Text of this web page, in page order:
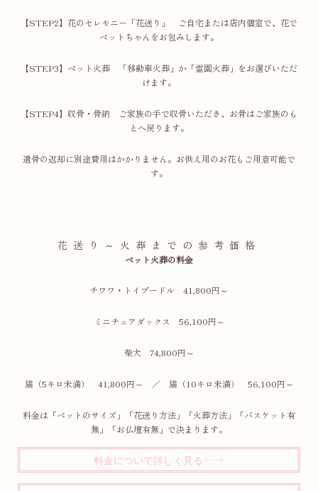
【STEP2】花のセレモニー「花送り」 ご自宅または店内個室で、花で
ペットちゃんをお包みします。
【STEP3】ペット火葬 「移動車火葬」か「霊園火葬」をお選びいただ
けます。
【STEP4】収骨・骨納 ご家族の手で収骨いただき、お骨はご家族のも
とへ戻ります。
遺骨の返却に別途費用はかかりません。お供え用のお花もご用意可能で
す。
花送り～火葬までの参考価格
ペット火葬の料金
チワワ・トイプードル 41,800円～
ミニチュアダックス 56,100円～
柴犬 74,800円～
猫（5キロ未満） 41,800円～ ／ 猫（10キロ未満） 56,100円～
料金は「ペットのサイズ」「花送り方法」「火葬方法」「バスケット有
無」「お仏壇有無」で決まります。
料金について詳しく見る